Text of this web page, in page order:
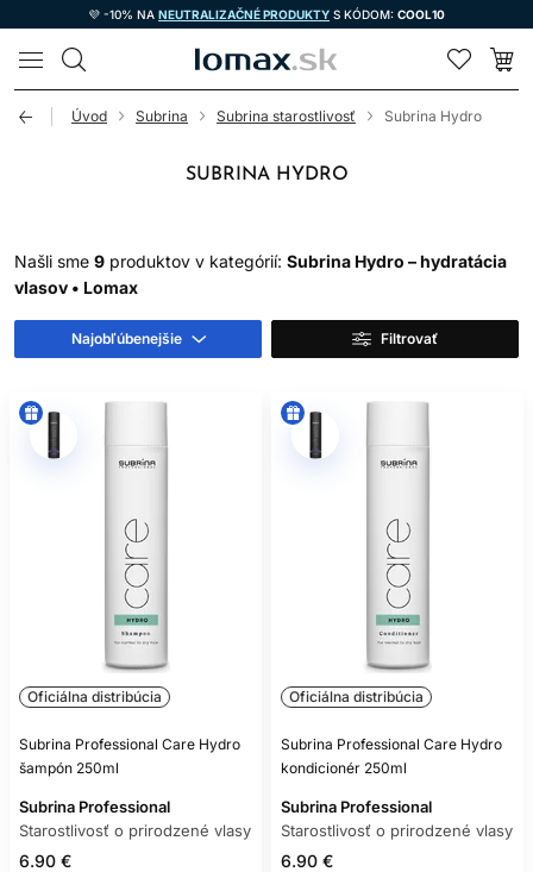
💜 -10% NA NEUTRALIZAČNÉ PRODUKTY S KÓDOM: COOL10
LOMAX
Úvod Subrina Subrina starostlivosť Subrina Hydro
SUBRINA HYDRO
Našli sme 9 produktov v kategórií: Subrina Hydro – hydratácia
vlasov • Lomax
Najobľúbenejšie Filtrovať
Oficiálna distribúcia
Subrina Professional Care Hydro
šampón 250ml
Subrina Professional
Starostlivosť o prirodzené vlasy
6.90 €
Oficiálna distribúcia
Subrina Professional Care Hydro
kondicionér 250ml
Subrina Professional
Starostlivosť o prirodzené vlasy
6.90 €